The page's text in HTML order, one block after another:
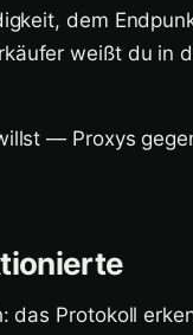
dem
weißt du in
— Proxys
das Protokoll